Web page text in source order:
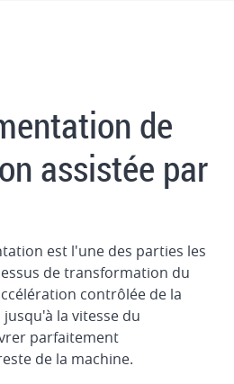
de
assistée par
est l'une des parties les
de transformation du
contrôlée de la
la vitesse du
parfaitement
de la machine.